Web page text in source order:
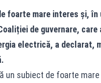
foarte mare interes și,
de guvernare,
electrică, a declarat,
subiect de foarte